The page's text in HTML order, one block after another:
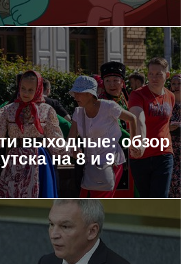
выходные: обзор
на 8 и 9